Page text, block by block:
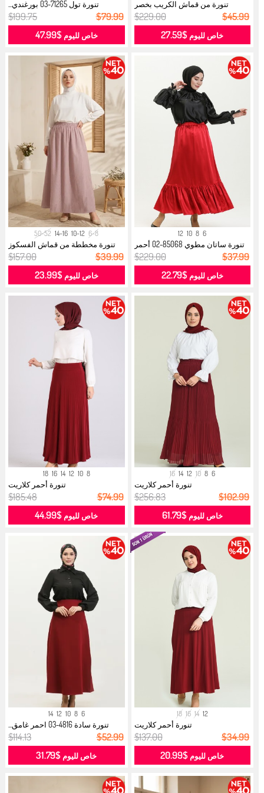
تنورة من قماش الكريب بخصر
مطاطي وتص...
$229.00 $45.99
خاص لليوم $27.59
تنورة تول 71265-03 بورغندي...
$199.75 $79.99
خاص لليوم$47.99
6
8
10
12
تنورة ساتان مطوي 85068-02 أحمر
غامق...
$229.00 $37.99
خاص لليوم$22.79
6-8
10-12
14-16
50-52
تنورة مخططة من قماش الفسكوز
مع حزام...
$157.00 $39.99
خاص لليوم$23.99
6
8
10
12
14
16
تنورة أحمر كلاريت
$256.83 $102.99
خاص لليوم$61.79
8
10
12
14
16
18
تنورة أحمر كلاريت
$185.48 $74.99
خاص لليوم $44.99
12
14
16
18
تنورة أحمر كلاريت
$137.00 $34.99
خاص لليوم $20.99
6
8
10
12
14
تنورة سادة 4816-03 احمر غامق...
$114.13 $52.99
خاص لليوم $31.79